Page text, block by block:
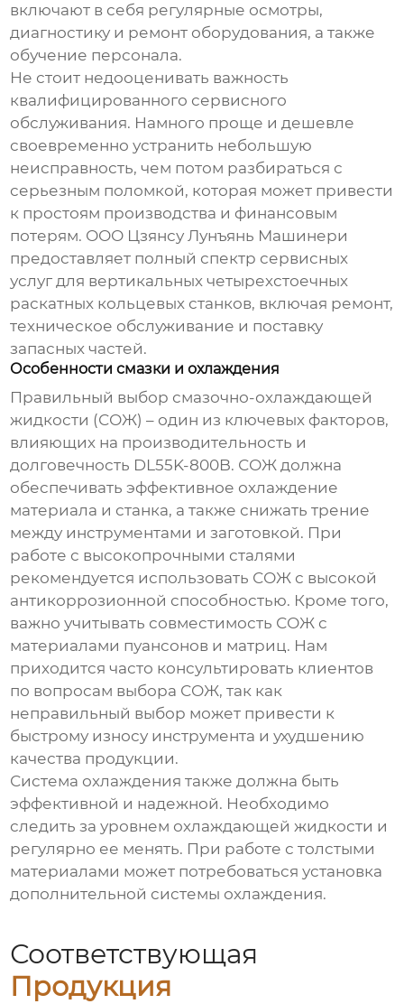
включают в себя регулярные осмотры,
диагностику и ремонт оборудования, а также
обучение персонала.
Не стоит недооценивать важность
квалифицированного сервисного
обслуживания. Намного проще и дешевле
своевременно устранить небольшую
неисправность, чем потом разбираться с
серьезным поломкой, которая может привести
к простоям производства и финансовым
потерям. ООО Цзянсу Лунъянь Машинери
предоставляет полный спектр сервисных
услуг для вертикальных четырехстоечных
раскатных кольцевых станков, включая ремонт,
техническое обслуживание и поставку
запасных частей.
Особенности смазки и охлаждения
Правильный выбор смазочно-охлаждающей
жидкости (СОЖ) – один из ключевых факторов,
влияющих на производительность и
долговечность DL55K-800B. СОЖ должна
обеспечивать эффективное охлаждение
материала и станка, а также снижать трение
между инструментами и заготовкой. При
работе с высокопрочными сталями
рекомендуется использовать СОЖ с высокой
антикоррозионной способностью. Кроме того,
важно учитывать совместимость СОЖ с
материалами пуансонов и матриц. Нам
приходится часто консультировать клиентов
по вопросам выбора СОЖ, так как
неправильный выбор может привести к
быстрому износу инструмента и ухудшению
качества продукции.
Система охлаждения также должна быть
эффективной и надежной. Необходимо
следить за уровнем охлаждающей жидкости и
регулярно ее менять. При работе с толстыми
материалами может потребоваться установка
дополнительной системы охлаждения.
Соответствующая
Продукция